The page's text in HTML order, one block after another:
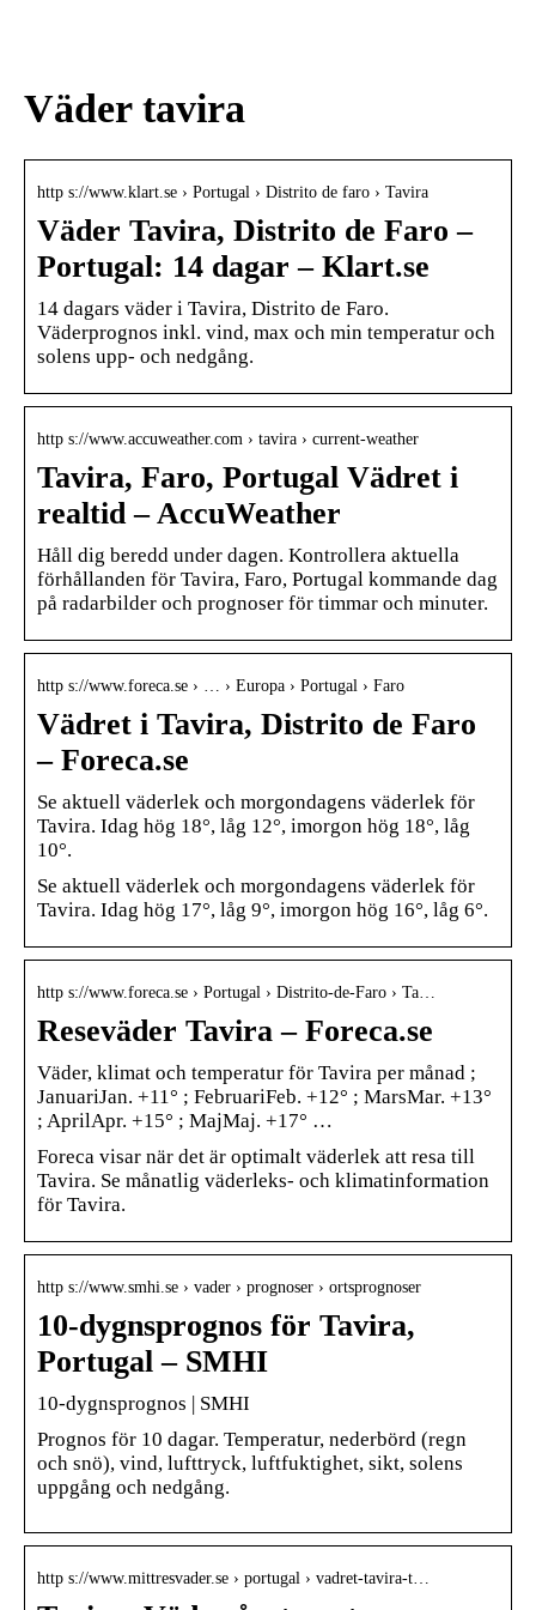
Väder tavira
http s://www.klart.se › Portugal › Distrito de faro › Tavira
Väder Tavira, Distrito de Faro –
Portugal: 14 dagar – Klart.se
14 dagars väder i Tavira, Distrito de Faro.
Väderprognos inkl. vind, max och min temperatur och
solens upp- och nedgång.
http s://www.accuweather.com › tavira › current-weather
Tavira, Faro, Portugal Vädret i
realtid – AccuWeather
Håll dig beredd under dagen. Kontrollera aktuella
förhållanden för Tavira, Faro, Portugal kommande dag
på radarbilder och prognoser för timmar och minuter.
http s://www.foreca.se › … › Europa › Portugal › Faro
Vädret i Tavira, Distrito de Faro
– Foreca.se
Se aktuell väderlek och morgondagens väderlek för
Tavira. Idag hög 18°, låg 12°, imorgon hög 18°, låg
10°.
Se aktuell väderlek och morgondagens väderlek för
Tavira. Idag hög 17°, låg 9°, imorgon hög 16°, låg 6°.
http s://www.foreca.se › Portugal › Distrito-de-Faro › Ta…
Reseväder Tavira – Foreca.se
Väder, klimat och temperatur för Tavira per månad ;
JanuariJan. +11° ; FebruariFeb. +12° ; MarsMar. +13°
; AprilApr. +15° ; MajMaj. +17° …
Foreca visar när det är optimalt väderlek att resa till
Tavira. Se månatlig väderleks- och klimatinformation
för Tavira.
http s://www.smhi.se › vader › prognoser › ortsprognoser
10-dygnsprognos för Tavira,
Portugal – SMHI
10-dygnsprognos | SMHI
Prognos för 10 dagar. Temperatur, nederbörd (regn
och snö), vind, lufttryck, luftfuktighet, sikt, solens
uppgång och nedgång.
http s://www.mittresvader.se › portugal › vadret-tavira-t…